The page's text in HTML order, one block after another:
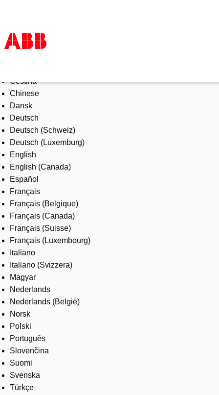
Products & Solutions
Industries
Services
About us
Where to buy
Contact us
Careers
Čeština
Chinese
Dansk
Deutsch
Deutsch (Schweiz)
Deutsch (Luxemburg)
English
English (Canada)
Español
Français
Français (Belgique)
Français (Canada)
Français (Suisse)
Français (Luxembourg)
Italiano
Italiano (Svizzera)
Magyar
Nederlands
Nederlands (België)
Norsk
Polski
Português
Slovenčina
Suomi
Svenska
Türkçe